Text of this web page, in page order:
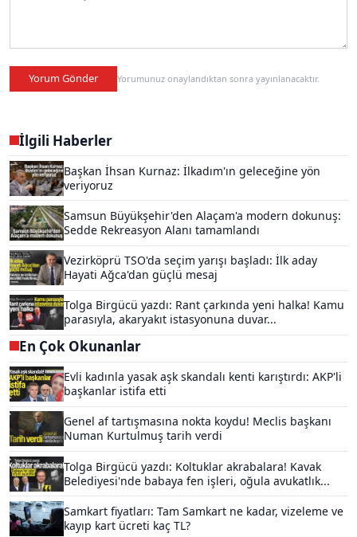
Yorum Gönder Yorumunuz onaylandıktan sonra yayınlanacaktır.
İlgili Haberler
Başkan İhsan Kurnaz: İlkadım'ın geleceğine yön
veriyoruz
Samsun Büyükşehir'den Alaçam'a modern dokunuş:
Sedde Rekreasyon Alanı tamamlandı
Vezirköprü TSO'da seçim yarışı başladı: İlk aday
Hayati Ağca'dan güçlü mesaj
Tolga Birgücü yazdı: Rant çarkında yeni halka! Kamu
parasıyla, akaryakıt istasyonuna duvar...
En Çok Okunanlar
Evli kadınla yasak aşk skandalı kenti karıştırdı: AKP'li
başkanlar istifa etti
Genel af tartışmasına nokta koydu! Meclis başkanı
Numan Kurtulmuş tarih verdi
Tolga Birgücü yazdı: Koltuklar akrabalara! Kavak
Belediyesi'nde babaya fen işleri, oğula avukatlık...
Samkart fiyatları: Tam Samkart ne kadar, vizeleme ve
kayıp kart ücreti kaç TL?